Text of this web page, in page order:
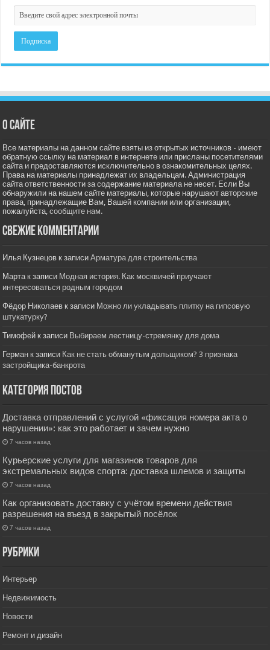
О сайте
Все материалы на данном сайте взяты из открытых источников - имеют
обратную ссылку на материал в интернете или присланы посетителями
сайта и предоставляются исключительно в ознакомительных целях.
Права на материалы принадлежат их владельцам. Администрация
сайта ответственности за содержание материала не несет. Если Вы
обнаружили на нашем сайте материалы, которые нарушают авторские
права, принадлежащие Вам, Вашей компании или организации,
пожалуйста,сообщите нам.
Свежие комментарии
Илья Кузнецов к записиАрматура для строительства
Мартак записи Модная история. Как москвичей приучают
интересоваться родным городом
Фёдор Николаев к записи Можно ли укладывать плитку на гипсовую
штукатурку?
Тимофей к записи Выбираем лестницу-стремянку для дома
Герман к записи Как не стать обманутым дольщиком? 3 признака
застройщика-банкрота
Категория постов
Доставка отправлений с услугой «фиксация номера акта о
нарушении»: как это работает и зачем нужно
7 часов назад
Курьерские услуги для магазинов товаров для
экстремальных видов спорта: доставка шлемов и защиты
7 часов назад
Как организовать доставку с учётом времени действия
разрешения на въезд в закрытый посёлок
7 часов назад
РУбрики
Интерьер
Недвижимость
Новости
Ремонт и дизайн